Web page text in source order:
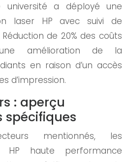
université a déployé une
laser HP avec suivi de
Réduction de 20% des coûts
amélioration de la
en raison d’un accès
d’impression.
: aperçu
spécifiques
mentionnés, les
HP haute performance